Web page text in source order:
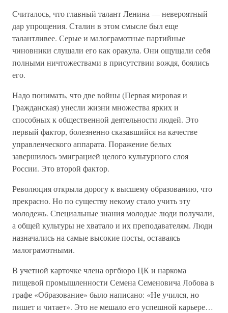
Считалось, что главный талант Ленина — невероятный
дар упрощения. Сталин в этом смысле был еще
талантливее. Серые и малограмотные партийные
чиновники слушали его как оракула. Они ощущали себя
полными ничтожествами в присутствии вождя, боялись
его.
Надо понимать, что две войны (Первая мировая и
Гражданская) унесли жизни множества ярких и
способных к общественной деятельности людей. Это
первый фактор, болезненно сказавшийся на качестве
управленческого аппарата. Поражение белых
завершилось эмиграцией целого культурного слоя
России. Это второй фактор.
Революция открыла дорогу к высшему образованию, что
прекрасно. Но по существу некому стало учить эту
молодежь. Специальные знания молодые люди получали,
а общей культуры не хватало и их преподавателям. Люди
назначались на самые высокие посты, оставаясь
малограмотными.
В учетной карточке члена оргбюро ЦК и наркома
пищевой промышленности Семена Семеновича Лобова в
графе «Образование» было написано: «Не учился, но
пишет и читает». Это не мешало его успешной карьере…